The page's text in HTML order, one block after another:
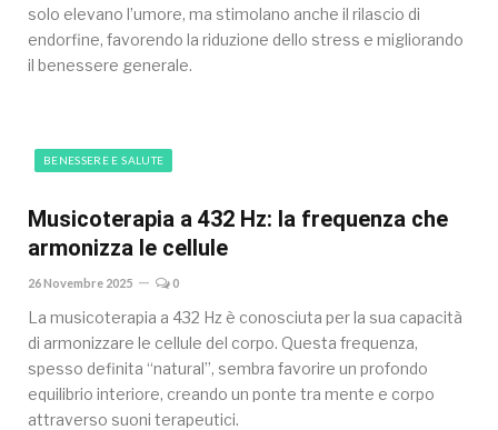
solo elevano l’umore, ma stimolano anche il rilascio di
endorfine, favorendo la riduzione dello stress e migliorando
il benessere generale.
BENESSERE E SALUTE
Musicoterapia a 432 Hz: la frequenza che
armonizza le cellule
26 Novembre 2025 0
La musicoterapia a 432 Hz è conosciuta per la sua capacità
di armonizzare le cellule del corpo. Questa frequenza,
spesso definita “natural”, sembra favorire un profondo
equilibrio interiore, creando un ponte tra mente e corpo
attraverso suoni terapeutici.